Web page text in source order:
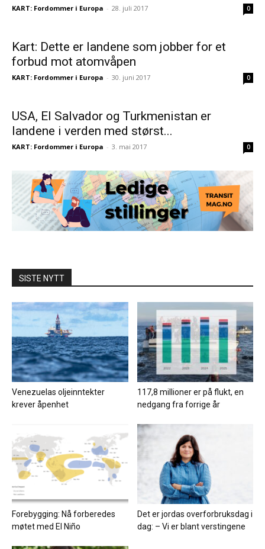
KART: Fordommer i Europa - 28. juli 2017 0
Kart: Dette er landene som jobber for et
forbud mot atomvåpen
KART: Fordommer i Europa - 30. juni 2017 0
USA, El Salvador og Turkmenistan er
landene i verden med størst...
KART: Fordommer i Europa - 3. mai 2017 0
SISTE NYTT
Venezuelas oljeinntekter
krever åpenhet
117,8 millioner er på flukt, en
nedgang fra forrige år
Forebygging: Nå forberedes
møtet med El Niño
Det er jordas overforbruksdag i
dag: – Vi er blant verstingene